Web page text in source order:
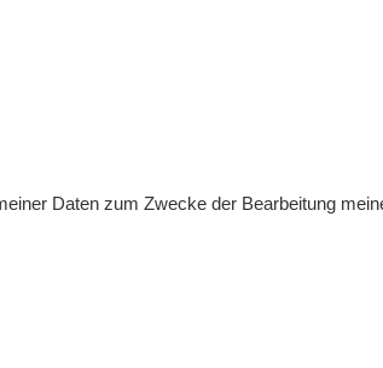
Daten zum Zwecke der Bearbeitung